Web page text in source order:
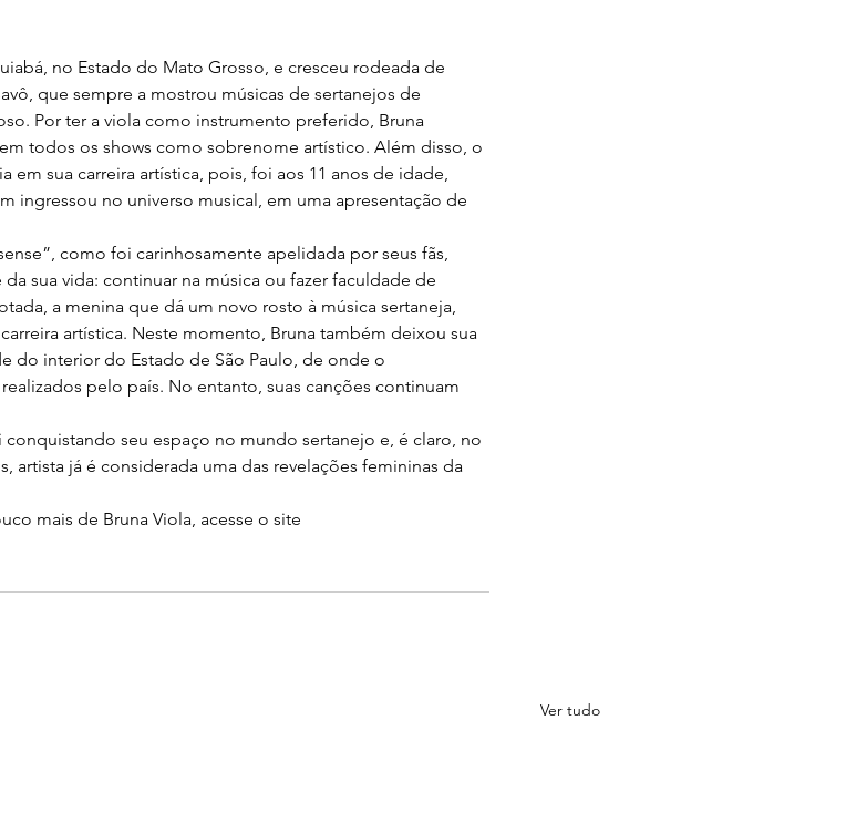
no Estado do Mato Grosso, e cresceu rodeada de
que sempre a mostrou músicas de sertanejos de
Por ter a viola como instrumento preferido, Bruna
todos os shows como sobrenome artístico. Além disso, o
sua carreira artística, pois, foi aos 11 anos de idade,
ingressou no universo musical, em uma apresentação de
como foi carinhosamente apelidada por seus fãs,
sua vida: continuar na música ou fazer faculdade de
a menina que dá um novo rosto à música sertaneja,
artística. Neste momento, Bruna também deixou sua
do interior do Estado de São Paulo, de onde o
pelo país. No entanto, suas canções continuam
seu espaço no mundo sertanejo e, é claro, no
artista já é considerada uma das revelações femininas da
mais de Bruna Viola, acesse o site
Ver tudo